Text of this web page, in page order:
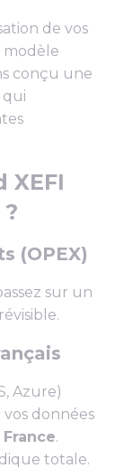
de vos
modèle
conçu une
qui
XEFI
(OPEX)
sur un
Azure)
vos données
.
totale.